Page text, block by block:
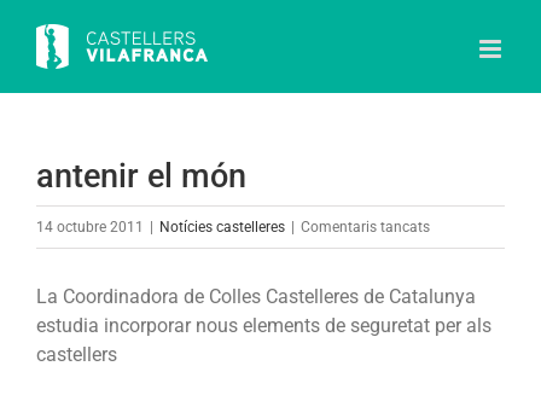
content
antenir el món
14 octubre 2011 Notícies castelleres Comentaris tancatsa
La Coordinadora de Colles Castelleres de Catalunya
estudia incorporar nous elements de seguretat per als
castellers